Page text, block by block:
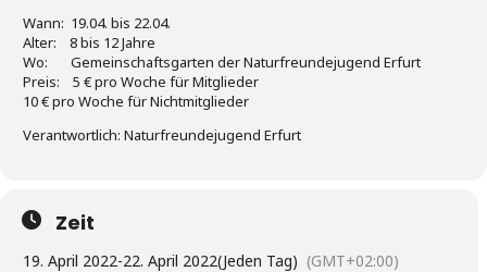
Wann: 19.04. bis 22.04.
Alter: 8 bis 12 Jahre
Wo: Gemeinschaftsgarten der Naturfreundejugend Erfurt
Preis: 5 € pro Woche für Mitglieder
10 € pro Woche für Nichtmitglieder
Verantwortlich: Naturfreundejugend Erfurt
Zeit
19. April 2022-22. April 2022(Jeden Tag) (GMT+02:00)